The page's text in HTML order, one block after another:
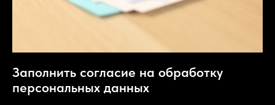
Заполнить согласие на обработку
персональных данных